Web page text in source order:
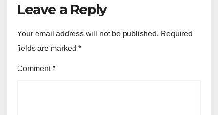
Leave a Reply
Your email address will not be published. Required
fields are marked *
Comment*